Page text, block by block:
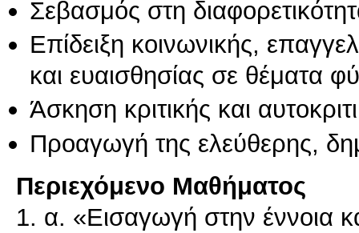
Σεβασμός στη
Επίδειξη κοινωνικής,
και ευαισθησίας σε θέματα
Άσκηση κριτικής και
Προαγωγή της ελεύθερης,
Περιεχόμενο Μαθήματος
1. α. «Εισαγωγή στην έννοια